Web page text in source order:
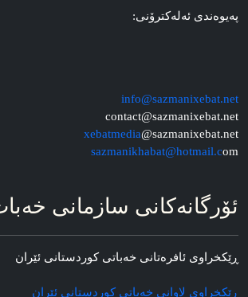
په‌یوه‌ندی ئه‌له‌کترۆنی:
info@sazmanixebat.net
contact@sazmanixebat.net
xebatmedia@sazmanixebat.net
sazmanikhabat@hotmail.com
ئۆرگانه‌کانی سازمانی
ڕێکخراوی ئافره‌تانی خه‌باتی کوردستانی ئێران
ڕێکخراوی لاوانی خه‌باتی کوردستانی ئێران